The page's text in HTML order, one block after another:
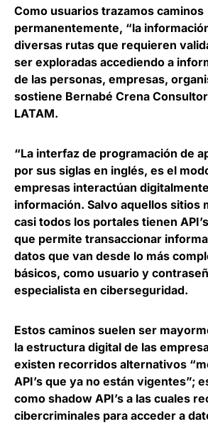
Como usuarios trazamos caminos
permanentemente, “la
diversas rutas que requieren
ser exploradas accediendo a
de las personas, empresas,
sostiene Bernabé Crena
LATAM.
“La interfaz de programación de
por sus siglas en inglés, es el
empresas interactúan
información. Salvo aquellos sitios
casi todos los portales tienen
que permite transaccionar
datos que van desde lo más
básicos, como usuario y
especialista en ciberseguridad.
Estos caminos suelen ser
la estructura digital de las
existen recorridos alternativos
API’s que ya no están vigentes”;
como shadow API’s a las cuales
cibercriminales para acceder a